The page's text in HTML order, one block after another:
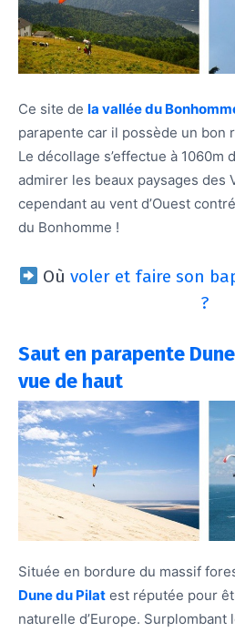
Ce site de la vallée du
parapente car il possède un bon
Le décollage s’effectue à 1060m
admirer les beaux paysages des
cependant au vent d’Ouest
du Bonhomme !
Où voler et faire son
?
Saut en parapente
vue de haut
Située en bordure du massif
Dune du Pilat est réputée pour
naturelle d’Europe. Surplombant